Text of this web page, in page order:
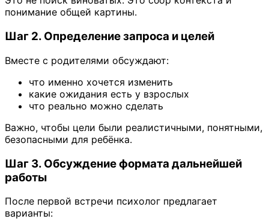
понимание общей картины.
Шаг 2. Определение запроса и целей
Вместе с родителями обсуждают:
что именно хочется изменить
какие ожидания есть у взрослых
что реально можно сделать
Важно, чтобы цели были реалистичными, понятными,
безопасными для ребёнка.
Шаг 3. Обсуждение формата дальнейшей
работы
После первой встречи психолог предлагает
варианты: